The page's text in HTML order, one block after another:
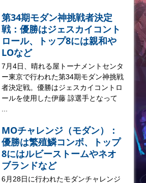
第34期モダン神挑戦者決定
戦：優勝はジェスカイコント
ロール、トップ8には親和や
LOなど
7月4日、晴れる屋トーナメントセンタ
ー東京で行われた第34期モダン神挑戦
者決定戦。優勝はジェスカイコントロ
ールを使用した伊藤 諒選手となって
MOチャレンジ（モダン）：
優勝は繁殖鱗コンボ、トップ
8にはルビーストームやネオ
ブランドなど
6月28日に行われたモダンチャレンジ